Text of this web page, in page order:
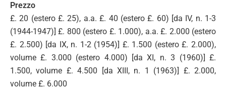
Prezzo
£. 20 (estero £. 25), a.a. £. 40 (estero £. 60) [da IV, n. 1-3
(1944-1947)] £. 800 (estero £. 1.000), a.a. £. 2.000 (estero
£. 2.500) [da IX, n. 1-2 (1954)] £. 1.500 (estero £. 2.000),
volume £. 3.000 (estero 4.000) [da XI, n. 3 (1960)] £.
1.500, volume £. 4.500 [da XIII, n. 1 (1963)] £. 2.000,
volume £. 6.000